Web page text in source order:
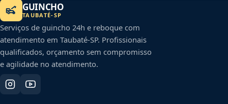
GUINCHO
TAUBATÉ-SP
Serviços de guincho 24h e reboque com
atendimento em Taubaté-SP. Profissionais
qualificados, orçamento sem compromisso
e agilidade no atendimento.